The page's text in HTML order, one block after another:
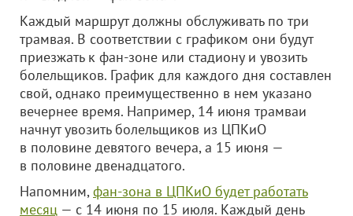
Каждый маршрут должны обслуживать по три
трамвая. В соответствии с графиком они будут
приезжать к фан-зоне или стадиону и увозить
болельщиков. График для каждого дня составлен
свой, однако преимущественно в нем указано
вечернее время. Например, 14 июня трамваи
начнут увозить болельщиков из ЦПКиО
в половине девятого вечера, а 15 июня —
в половине двенадцатого.
Напомним,фан-зона в ЦПКиО будет работать
месяц — с 14 июня по 15 июля. Каждый день